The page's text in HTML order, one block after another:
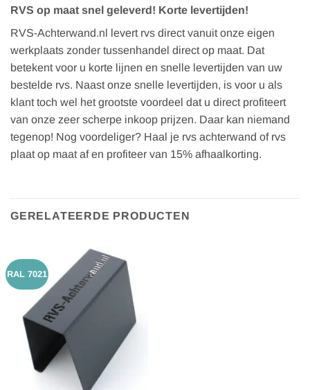
RVS op maat snel geleverd! Korte levertijden!
RVS-Achterwand.nl levert rvs direct vanuit onze eigen
werkplaats zonder tussenhandel direct op maat. Dat
betekent voor u korte lijnen en snelle levertijden van uw
bestelde rvs. Naast onze snelle levertijden, is voor u als
klant toch wel het grootste voordeel dat u direct profiteert
van onze zeer scherpe inkoop prijzen. Daar kan niemand
tegenop! Nog voordeliger? Haal je rvs achterwand of rvs
plaat op maat af en profiteer van 15% afhaalkorting.
GERELATEERDE PRODUCTEN
RAL 7021